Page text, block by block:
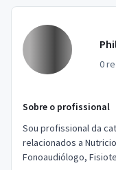
0
Sobre o profissional
Sou profissional da
relacionados a
Fonoaudiólogo,